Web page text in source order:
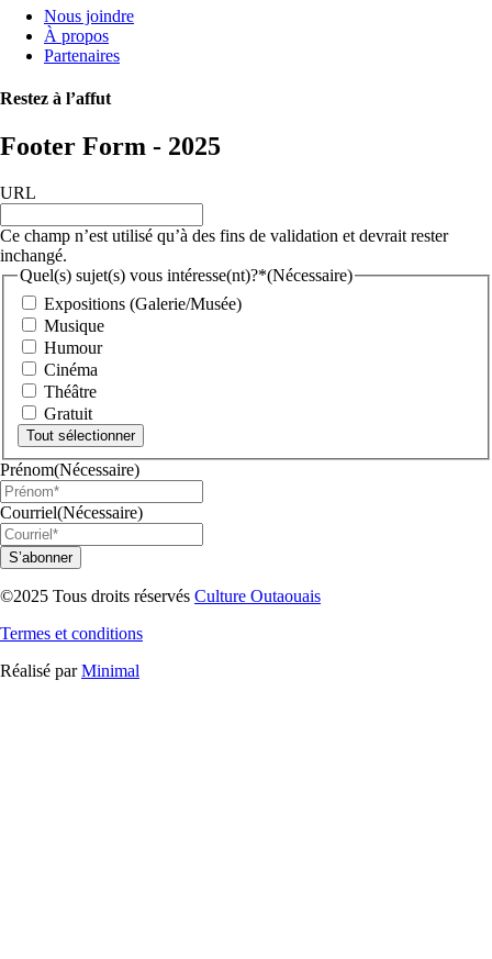
Nous joindre
À propos
Partenaires
Restez à l’affut
Footer Form - 2025
URL
Ce champ n’est utilisé qu’à des fins de validation et devrait rester
inchangé.
Quel(s) sujet(s) vous intéresse(nt)?*(Nécessaire)
Expositions (Galerie/Musée)
Musique
Humour
Cinéma
Théâtre
Gratuit
Tout sélectionner
Prénom(Nécessaire)
Courriel(Nécessaire)
©2025 Tous droits réservés Culture Outaouais
Termes et conditions
Réalisé parMinimal